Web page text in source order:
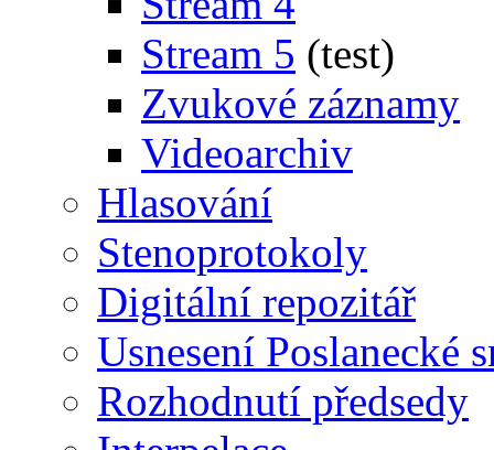
Stream 5 (test)
Zvukové záznamy
Videoarchiv
Hlasování
Stenoprotokoly
Digitální repozitář
Usnesení Poslanecké
Rozhodnutí předsedy